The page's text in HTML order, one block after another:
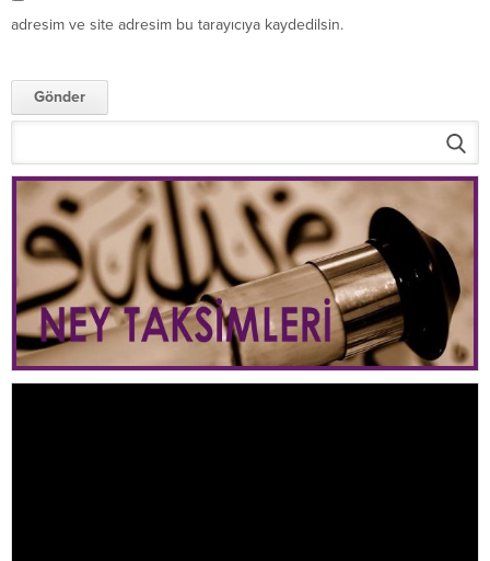
adresim ve site adresim bu tarayıcıya kaydedilsin.